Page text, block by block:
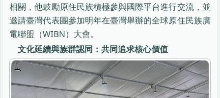
相關，他鼓勵原住民族積極參與國際平台進行交流，並
邀請臺灣代表團參加明年在臺灣舉辦的全球原住民族廣
電聯盟（WIBN）大會。
文化延續與族群認同：共同追求核心價值